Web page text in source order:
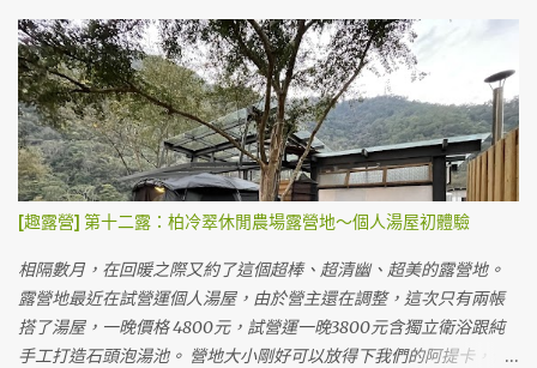
區 淋浴間 這裡的廁所跟淋浴設備都是流動廁所形式的，但不會覺得
太髒或太臭。 消失的下半身 壁虎人 😏 這個園區預定要用LINE預
定，沒有付訂金，現場才繳清露營款項。 露營的費用計算有點複
雜..... 💦 一晚露營費用1480元/帳 ( 2人)，加人500元/位（含門票，
營位費，停車費）。供應110V電源，須自備延長線約10米。3歲以下
不計費。以上是兩天一夜，如需續露，每人加收300元，再額外加上
營位費450元。有額外贈送下午茶卷一人一份。（但因為時間的關係
我們沒吃到，要在下午四點以前去領取） 費用看起來蠻複雜的，但
其實把它想成門票的話，就單純許多了！:) 第一天可以早上就開始
搭，隔天拔營只要在下午五點以前就可以了，不用趕在中午喔！所
以等於可以玩園區整整兩天。 整體上這個價格還算可以接受(門票一
天大人380元、小孩350元)，網路上說晚上會有飛機飛過的聲音是
旁邊的B3營位，結果改成A2營位直接面海，太幸福了！！本來想訂
結果被訂走才選B區側邊。 B3營位圖 這個營地蠻小的，最多就八個
營位，所以營主也沒打廣告，據說週週都客滿～（但剛好這週末天
氣差很多客人延期導致包場的我們～） 我們目前搭的這個是A2，旁
邊佔用了A3的桌子曬東西，A3看起來睡帳跟客廳得分開？ A3是黑色
墊子的那塊，看起來如果要放很大的帳也有點辛苦😂 B2有完整的雨
棚，一房一廳帳應該ＯＫ（但感覺像是阿提卡這種大帳會掉出來）
B1靠近海邊，也有完整的雨遮，長度也可以放一房一廳中等大小的
帳 B3與B4營位，都有地墊但沒有雨遮 價格以營地來說偏高，一晚
1500元，夜衝750元。只能用Line聯絡訂位，沒有露營樂跟愛露營
的管道，營主人很客氣，我們忘了帶湯勺還跟他借了三天。 0_0a 這
是我們第二次搭限量版黑色阿提卡，越來越熟練，兩個人約莫30分
[趣露營] 第十二露：柏冷翠休閒農場露營地～個人湯屋初體驗
相隔數月，在回暖之際又約了這個超棒、超清幽、超美的露營地。
露營地最近在試營運個人湯屋，由於營主還在調整，這次只有兩帳
搭了湯屋，一晚價格 4800元，試營運一晚3800元含獨立衛浴跟純
手工打造石頭泡湯池。 營地大小剛好可以放得下我們的阿提卡，但